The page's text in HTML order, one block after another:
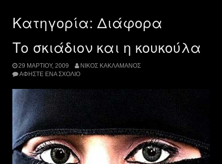
Κατηγορία: Διάφορα
Το σκιάδιον και η κουκούλα
29 ΜΑΡΤΊΟΥ, 2009
ΝΊΚΟΣ ΚΑΚΛΑΜΆΝΟΣ
ΑΦΉΣΤΕ ΈΝΑ ΣΧΌΛΙΟ